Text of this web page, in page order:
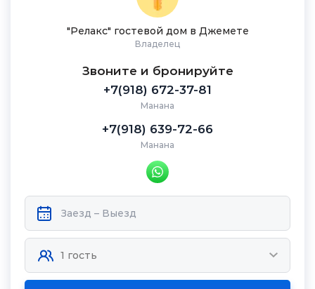
"Релакс" гостевой дом в Джемете
Владелец
Звоните и бронируйте
+7(918) 672-37-81
Манана
+7(918) 639-72-66
Манана